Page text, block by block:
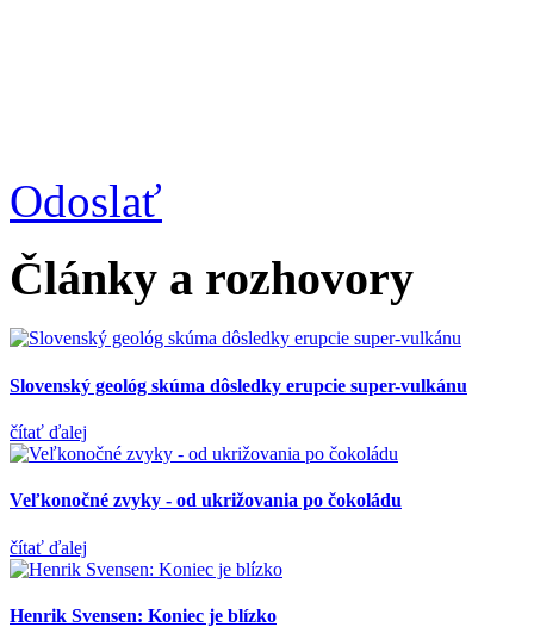
Odoslať
Články a rozhovory
Slovenský geológ skúma dôsledky erupcie super-vulkánu
čítať ďalej
Veľkonočné zvyky - od ukrižovania po čokoládu
čítať ďalej
Henrik Svensen: Koniec je blízko